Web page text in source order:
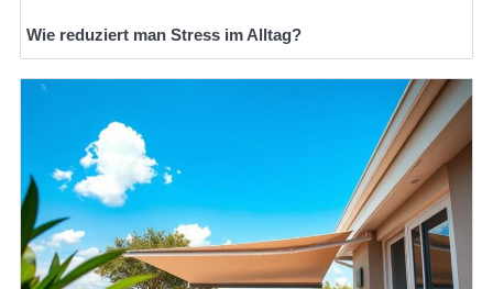
Wie reduziert man Stress im Alltag?